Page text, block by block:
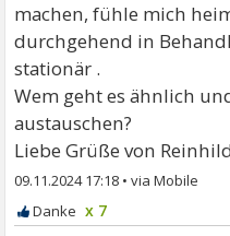
machen, fühle mich
durchgehend in
stationär .
Wem geht es ähnlich
austauschen?
Liebe Grüße von Reinhild
09.11.2024 17:18 •
x 7